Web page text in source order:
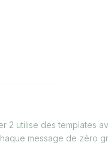
2 utilise des templates
message de zéro